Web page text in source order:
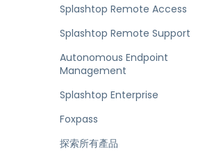
Splashtop Remote Access
Splashtop Remote Support
Autonomous Endpoint
Management
Splashtop Enterprise
Foxpass
探索所有產品